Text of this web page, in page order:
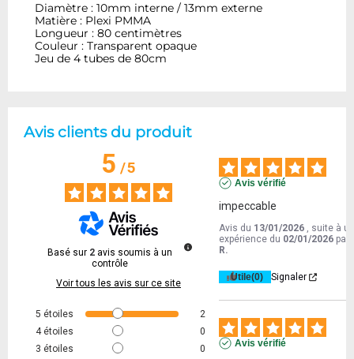
Diamètre : 10mm interne / 13mm externe
Matière : Plexi PMMA
Longueur : 80 centimètres
Couleur : Transparent opaque
Jeu de 4 tubes de 80cm
Avis clients du produit
5/5
Basé sur 2 avis soumis à un
contrôle
Voir tous les avis sur ce site
5 étoiles
2
4 étoiles
0
3 étoiles
0
Avis vérifié
impeccable
Avis du 13/01/2026 , suite à
expérience du 02/01/2026 par
R.
Utile(0) Signaler
Avis vérifié